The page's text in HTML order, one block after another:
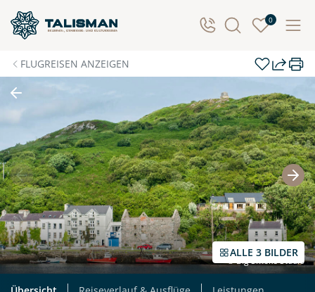
0
FLUGREISEN ANZEIGEN
ALLE 3 BILDER
© Big Smoke Studio
Individuelle Anfrage
Herzlichen Dank für Ihre Kontaktaufnahme! Ihr Urlaub
- so individuell wie Sie. Teilen Sie uns Ihre
Wunschtermine für die Reise mit. Wir prüfen die
Verfügbarkeit und kontaktieren Sie, um alles Weitere
zu besprechen. Gemeinsam gestalten wir Ihre
Traumreise.
Persönliche Daten
Vorname Nachname
E-Mail* Telefon